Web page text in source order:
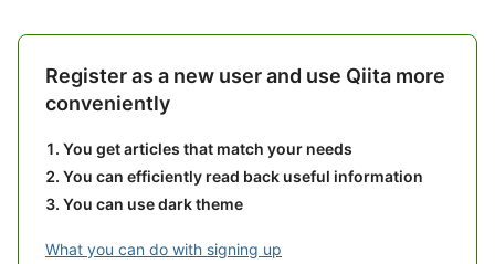
Register as a new user and use Qiita more
conveniently
You get articles that match your needs
You can efficiently read back useful information
You can use dark theme
What you can do with signing up